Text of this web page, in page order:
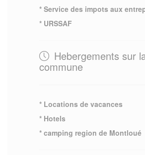
* Service des impots aux
* URSSAF
Hebergements sur
commune
* Locations de vacances
* Hotels
* camping region de Montloué